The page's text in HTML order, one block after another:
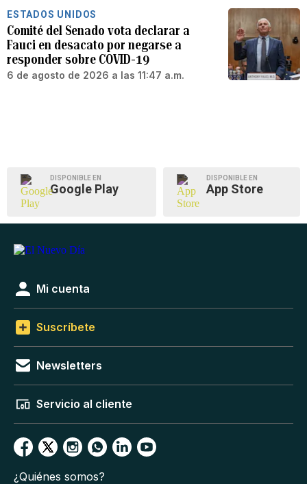
ESTADOS UNIDOS
Comité del Senado vota declarar a
Fauci en desacato por negarse a
responder sobre COVID-19
6 de agosto de 2026 a las 11:47 a.m.
DISPONIBLE EN
Google Play
DISPONIBLE EN
App Store
Mi cuenta
Suscríbete
Newsletters
Servicio al cliente
¿Quiénes somos?